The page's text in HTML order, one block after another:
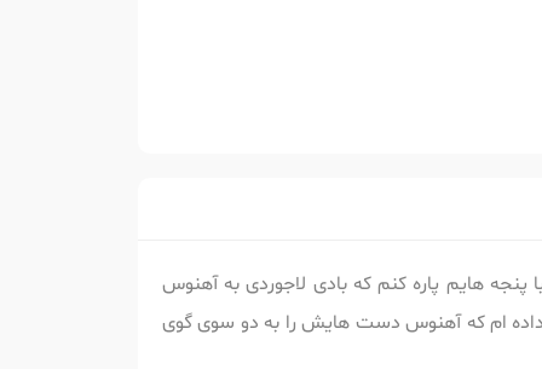
هایم پاره کنم که بادی لاجوردی به آهنوس
داده ام که آهنوس دست هایش را به دو سوی گوی